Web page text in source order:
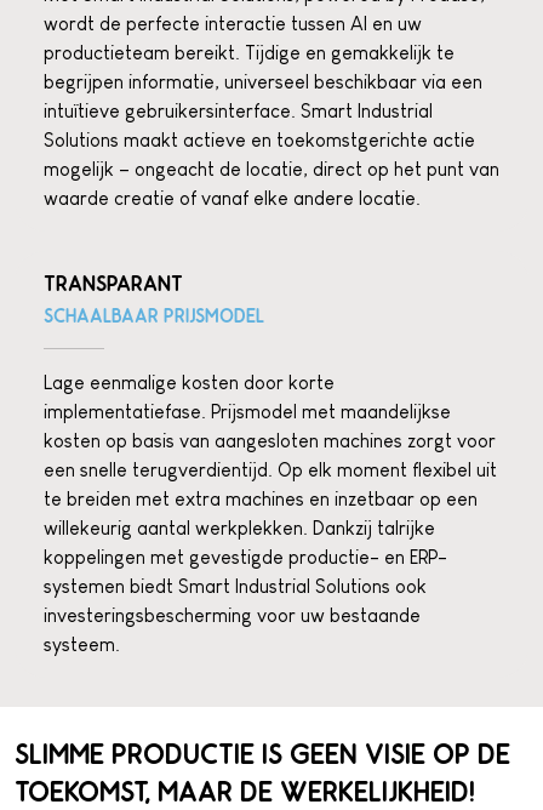
wordt de perfecte interactie tussen AI en uw
productieteam bereikt. Tijdige en gemakkelijk te
begrijpen informatie, universeel beschikbaar via een
intuïtieve gebruikersinterface. Smart Industrial
Solutions maakt actieve en toekomstgerichte actie
mogelijk – ongeacht de locatie, direct op het punt van
waarde creatie of vanaf elke andere locatie.
TRANSPARANT
SCHAALBAAR PRIJSMODEL
Lage eenmalige kosten door korte
implementatiefase. Prijsmodel met maandelijkse
kosten op basis van aangesloten machines zorgt voor
een snelle terugverdientijd. Op elk moment flexibel uit
te breiden met extra machines en inzetbaar op een
willekeurig aantal werkplekken. Dankzij talrijke
koppelingen met gevestigde productie- en ERP-
systemen biedt Smart Industrial Solutions ook
investeringsbescherming voor uw bestaande
systeem.
SLIMME PRODUCTIE IS GEEN VISIE OP DE
TOEKOMST, MAAR DE WERKELIJKHEID!